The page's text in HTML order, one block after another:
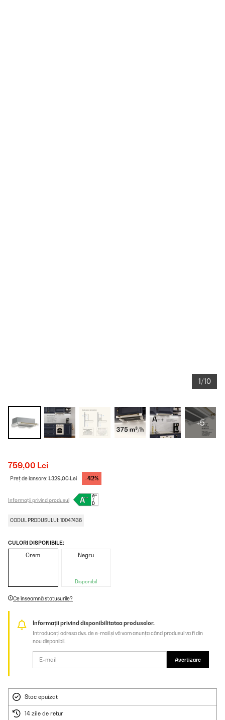
1/10
+5
759,00 Lei
Preț de lansare:1.329,00 Lei -42%
Informații privind produsul
CODUL PRODUSULUI: 10047436
CULORI DISPONIBILE:
Crem Negru
Disponibil
Ce înseamnă statusurile?
Informații privind disponibilitatea produselor.
Introduceți adresa dvs. de e-mail și vă vom anunța când produsul va fi din
nou disponibil.
Avertizare
Stoc epuizat
14 zile de retur